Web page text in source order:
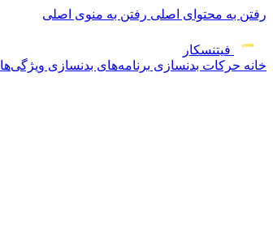
رفتن به محتوای اصلی رفتن به منوی اصلی
فیتنسکار
خانه حرکات بدنسازی برنامه‌های بدنسازی ویژگی‌ها